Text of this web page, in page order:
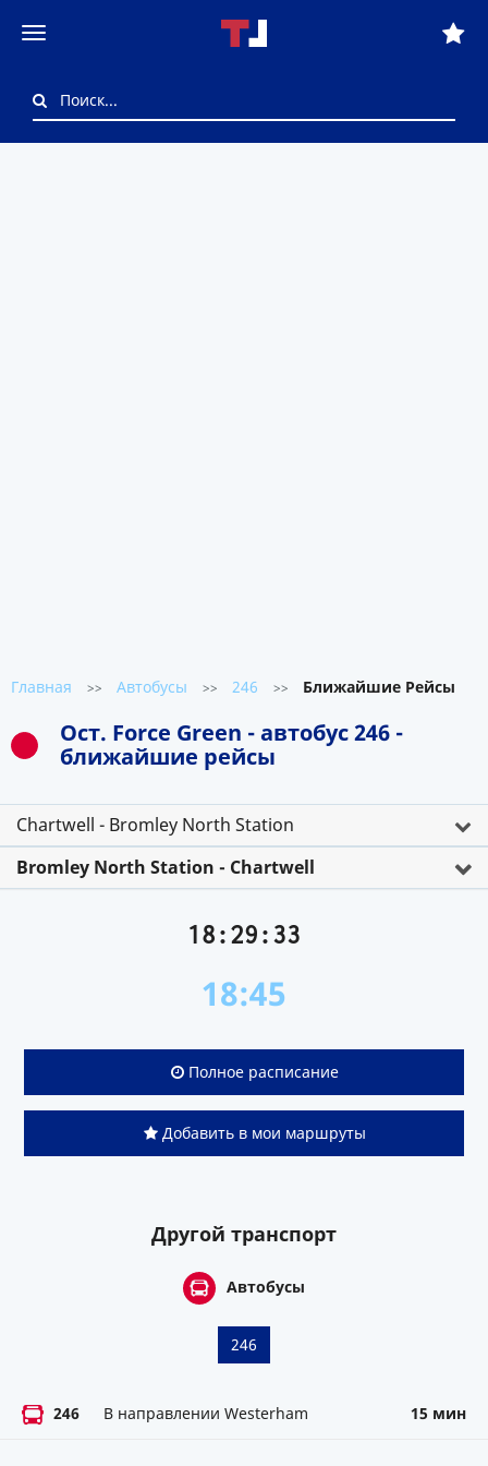
Главная >> Автобусы >> 246 >> Ближайшие Рейсы
Ост. Force Green - автобус 246 -
ближайшие рейсы
Chartwell - Bromley North Station
Bromley North Station - Chartwell
18:29:33
18:45
Полное расписание
Добавить в мои маршруты
Другой транспорт
Автобусы
246
246 В направлении Westerham 15 мин